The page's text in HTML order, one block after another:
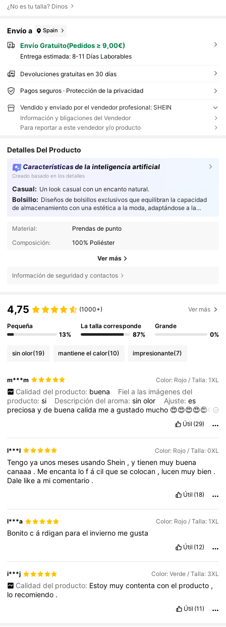
¿No es tu talla? Dinos
Envío a Spain
Envío Gratuito(Pedidos ≥ 9,00€)
Entrega estimada: 8-11 Días Laborables
Devoluciones gratuitas en 30 días
Pagos seguros · Protección de la privacidad
Vendido y enviado por el vendedor profesional: SHEIN
Información y bligaciones del Vendedor
Para reportar a este vendedor y/o producto
Detalles Del Producto
Características de la inteligencia artificial
Creado basado en los detalles
Casual: Un look casual con un encanto natural.
Bolsillo: Diseños de bolsillos exclusivos que equilibran la capacidad
de almacenamiento con una estética a la moda, adaptándose a la
Material:
Prendas de punto
Composición:
100% Poliéster
Ver más
Información de seguridad y contactos
4,75 (1000+) Ver más
Pequeña
13%
La talla corresponde
87%
Grande
0%
sin olor(19) mantiene el calor(10) impresionante(7)
m***m Color: Rojo / Talla: 1XL
Calidad del producto: buena
Fiel a las imágenes del
producto:si Descripción del aroma:sinolor Ajuste: es
preciosayde buenacalida meagustado mucho 😍😍😍😍😍😍
😍😍😍😍😍😍😍😍😍😍😍😍😍😍😍😍😍😍😍😍😍😍😍😍😍😍😍
Útil (29)
l***l Color: Rojo / Talla: 0XL
Tengoya unos meses usando Shein ,ytienen muy buena
canaaa . Meencanta lofácilquesecolocan , lucen muy bien .
Dale likea micomentario .
Útil (18)
l***a Color: Rojo / Talla: 1XL
Bonitocá rdigan parael invierno megusta
Útil (12)
i***j Color: Verde / Talla: 3XL
Calidad del producto: Estoy muy contenta con el producto ,
lo recomiendo .
Útil (11)